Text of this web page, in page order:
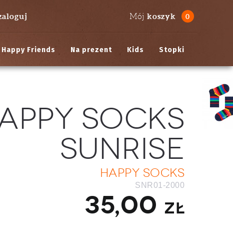
Mój koszyk 0
Happy Friends Na prezent Kids Stopki
Socks
Sunrise
Happy Socks
SNR01-2000
35,00 zł